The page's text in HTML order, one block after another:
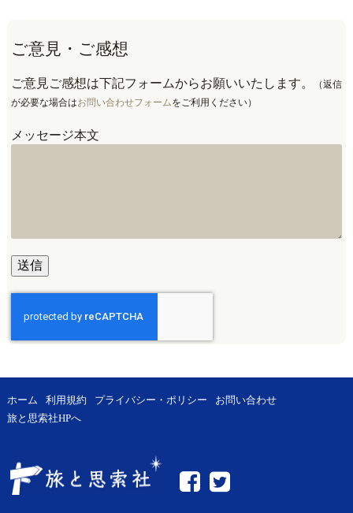
ご意見・ご感想
ご意見ご感想は下記フォームからお願いいたします。
（返信
が必要な場合はお問い合わせフォームをご利用ください）
メッセージ本文
ホーム 利用規約 プライバシー・ポリシー
お問い合わせ
旅と思索社HPへ